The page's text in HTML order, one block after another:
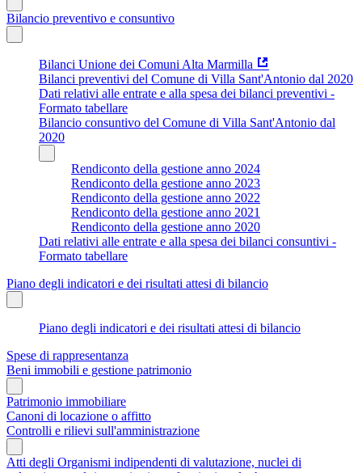
Bilancio preventivo e consuntivo
Bilanci Unione dei Comuni Alta Marmilla
Bilanci preventivi del Comune di Villa Sant'Antonio dal 2020
Dati relativi alle entrate e alla spesa dei bilanci preventivi -
Formato tabellare
Bilancio consuntivo del Comune di Villa Sant'Antonio dal
2020
Rendiconto della gestione anno 2024
Rendiconto della gestione anno 2023
Rendiconto della gestione anno 2022
Rendiconto della gestione anno 2021
Rendiconto della gestione anno 2020
Dati relativi alle entrate e alla spesa dei bilanci consuntivi -
Formato tabellare
Piano degli indicatori e dei risultati attesi di bilancio
Piano degli indicatori e dei risultati attesi di bilancio
Spese di rappresentanza
Beni immobili e gestione patrimonio
Patrimonio immobiliare
Canoni di locazione o affitto
Controlli e rilievi sull'amministrazione
Atti degli Organismi indipendenti di valutazione, nuclei di